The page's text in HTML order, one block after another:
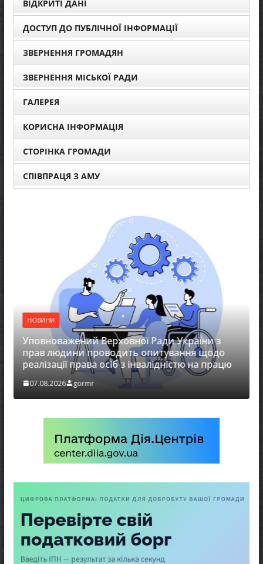
ВІДКРИТІ ДАНІ
ДОСТУП ДО ПУБЛІЧНОЇ ІНФОРМАЦІЇ
ЗВЕРНЕННЯ ГРОМАДЯН
ЗВЕРНЕННЯ МІСЬКОЇ РАДИ
ГАЛЕРЕЯ
КОРИСНА ІНФОРМАЦІЯ
СТОРІНКА ГРОМАДИ
СПІВПРАЦЯ З АМУ
Верховної Ради України з
проводить опитування щодо
права осіб з інвалідністю на працю
gormr
НОВИНИ
Захищай небо